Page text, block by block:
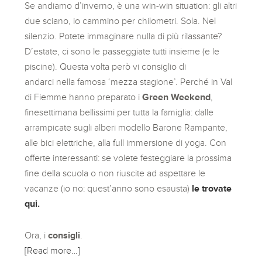
Se andiamo d’inverno, è una win-win situation: gli altri
due sciano, io cammino per chilometri. Sola. Nel
silenzio. Potete immaginare nulla di più rilassante?
D’estate, ci sono le passeggiate tutti insieme (e le
piscine). Questa volta però vi consiglio di
andarci nella famosa ‘mezza stagione’. Perché in Val
di Fiemme hanno preparato iGreen Weekend
finesettimana bellissimi per tutta la famiglia: dalle
arrampicate sugli alberi modello Barone Rampante,
alle bici elettriche, alla full immersione di yoga. Con
offerte interessanti: se volete festeggiare la prossima
fine della scuola o non riuscite ad aspettare le
vacanze (io no: quest’anno sono esausta) le trovate
qui.
Ora, iconsigli
[Read more…]